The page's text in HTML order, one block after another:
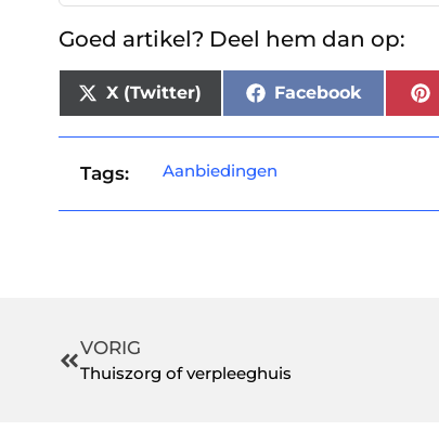
Goed artikel? Deel hem dan op:
X (Twitter) Facebook
Tags: Aanbiedingen
VORIG
Thuiszorg of verpleeghuis